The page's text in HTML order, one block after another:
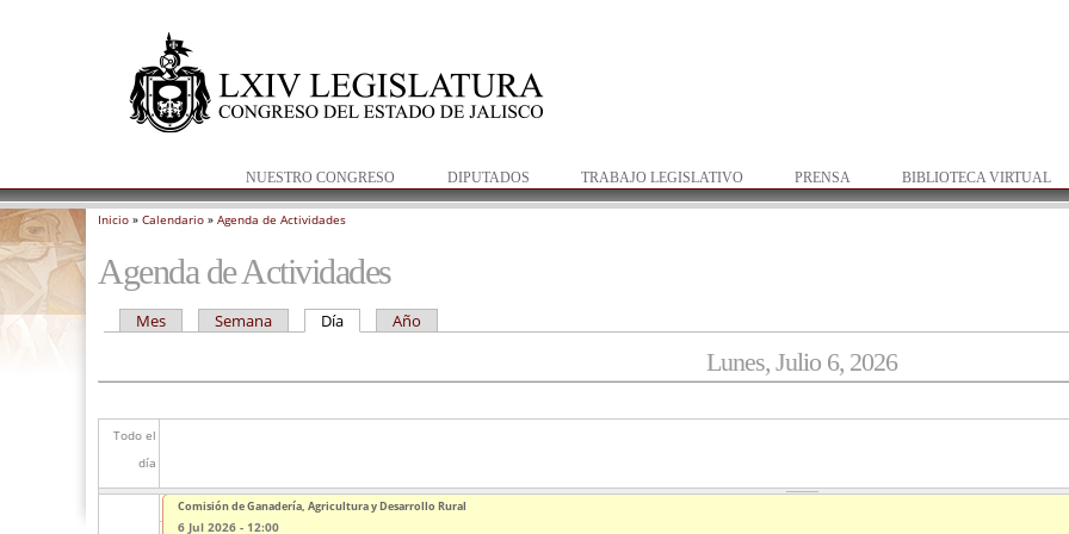
NUESTRO CONGRESO DIPUTADOS TRABAJO LEGISLATIVO PRENSA BIBLIOTECA VIRTUAL
Se encuentra usted aquí
Inicio » Calendario » Agenda de Actividades
Agenda de Actividades
Solapas principales
Mes Semana Día (solapa activa)
Año
Lunes, Julio 6, 2026
Todo el
día
Comisión de Ganadería, Agricultura y Desarrollo Rural
6 Jul 2026 - 12:00